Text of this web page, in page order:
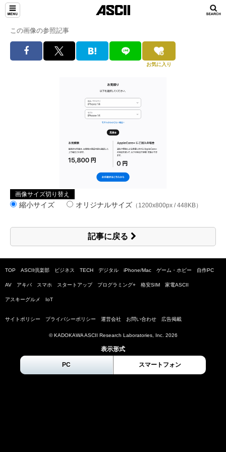
この画像の参照記事
お気に入り
画像サイズ切り替え
縮小サイズ オリジナルサイズ （1200x800px / 448KB）
記事に戻る
TOP ASCII倶楽部 ビジネス TECH デジタル iPhone/Mac ゲーム・ホビー 自作PC
AV アキバ スマホ スタートアップ プログラミング+ 格安SIM 家電ASCII
アスキーグルメ IoT
サイトポリシー プライバシーポリシー 運営会社 お問い合わせ 広告掲載
© KADOKAWA ASCII Research Laboratories, Inc. 2026
表示形式
PC スマートフォン